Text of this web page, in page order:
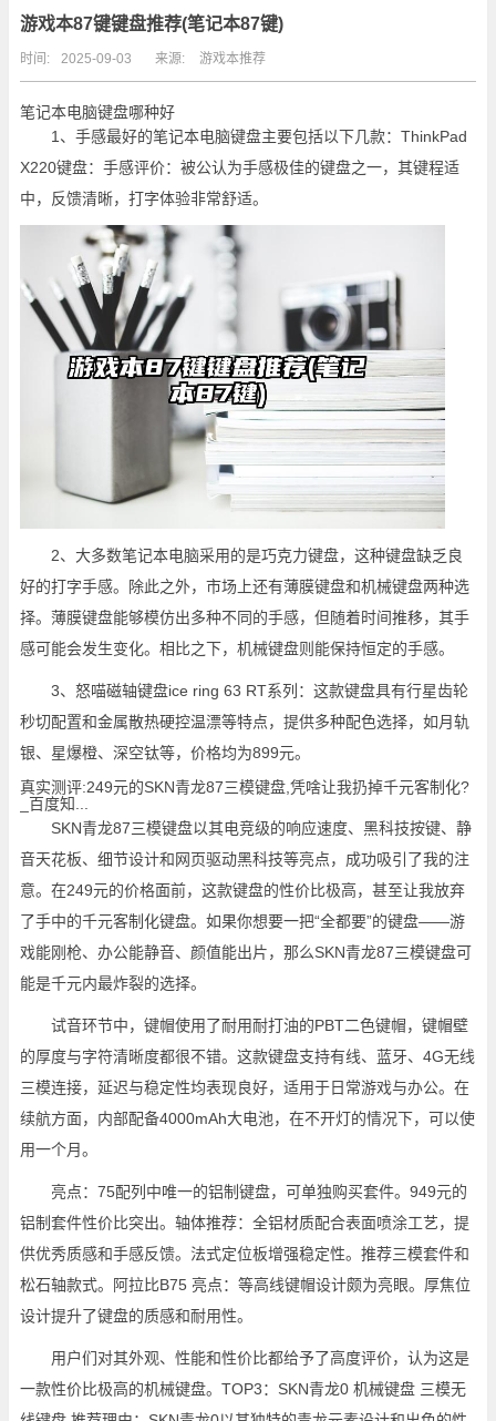
游戏本87键键盘推荐(笔记本87键)
时间: 2025-09-03 来源: 游戏本推荐
笔记本电脑键盘哪种好
1、手感最好的笔记本电脑键盘主要包括以下几款：ThinkPad
X220键盘：手感评价：被公认为手感极佳的键盘之一，其键程适
中，反馈清晰，打字体验非常舒适。
2、大多数笔记本电脑采用的是巧克力键盘，这种键盘缺乏良
好的打字手感。除此之外，市场上还有薄膜键盘和机械键盘两种选
择。薄膜键盘能够模仿出多种不同的手感，但随着时间推移，其手
感可能会发生变化。相比之下，机械键盘则能保持恒定的手感。
3、怒喵磁轴键盘ice ring 63 RT系列：这款键盘具有行星齿轮
秒切配置和金属散热硬控温漂等特点，提供多种配色选择，如月轨
银、星爆橙、深空钛等，价格均为899元。
真实测评:249元的SKN青龙87三模键盘,凭啥让我扔掉千元客制化?
_百度知...
SKN青龙87三模键盘以其电竞级的响应速度、黑科技按键、静
音天花板、细节设计和网页驱动黑科技等亮点，成功吸引了我的注
意。在249元的价格面前，这款键盘的性价比极高，甚至让我放弃
了手中的千元客制化键盘。如果你想要一把“全都要”的键盘——游
戏能刚枪、办公能静音、颜值能出片，那么SKN青龙87三模键盘可
能是千元内最炸裂的选择。
试音环节中，键帽使用了耐用耐打油的PBT二色键帽，键帽壁
的厚度与字符清晰度都很不错。这款键盘支持有线、蓝牙、4G无线
三模连接，延迟与稳定性均表现良好，适用于日常游戏与办公。在
续航方面，内部配备4000mAh大电池，在不开灯的情况下，可以使
用一个月。
亮点：75配列中唯一的铝制键盘，可单独购买套件。949元的
铝制套件性价比突出。轴体推荐：全铝材质配合表面喷涂工艺，提
供优秀质感和手感反馈。法式定位板增强稳定性。推荐三模套件和
松石轴款式。阿拉比B75 亮点：等高线键帽设计颇为亮眼。厚焦位
设计提升了键盘的质感和耐用性。
用户们对其外观、性能和性价比都给予了高度评价，认为这是
一款性价比极高的机械键盘。TOP3：SKN青龙0 机械键盘 三模无